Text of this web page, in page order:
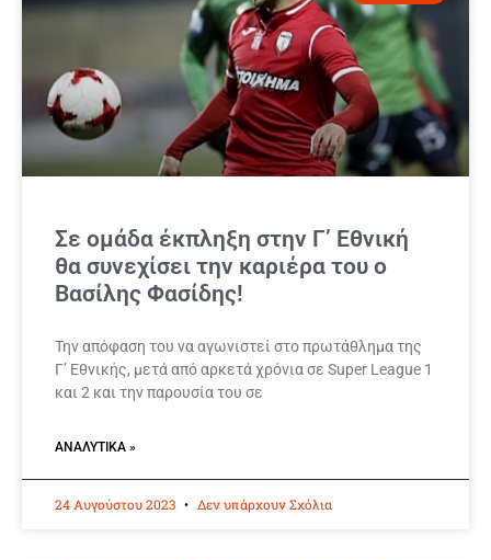
Σε ομάδα έκπληξη στην Γ’ Εθνική
θα συνεχίσει την καριέρα του ο
Βασίλης Φασίδης!
Την απόφαση του να αγωνιστεί στο πρωτάθλημα της
Γ’ Εθνικής, μετά από αρκετά χρόνια σε Super League 1
και 2 και την παρουσία του σε
ΑΝΑΛΥΤΙΚΆ »
24 Αυγούστου 2023 Δεν υπάρχουν Σχόλια